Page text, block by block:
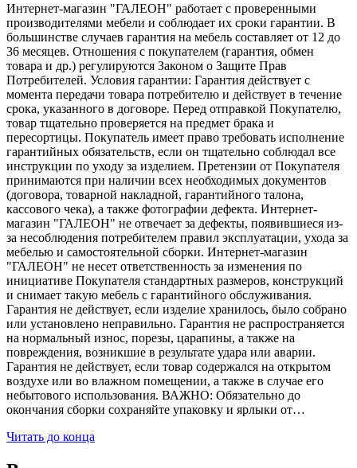
Интернет-магазин "ГАЛЕОН" работает с проверенными
производителями мебели и соблюдает их сроки гарантии. В
большинстве случаев гарантия на мебель составляет от 12 до
36 месяцев. Отношения с покупателем (гарантия, обмен
товара и др.) регулируются Законом о Защите Прав
Потребителей. Условия гарантии: Гарантия действует с
момента передачи товара потребителю и действует в течение
срока, указанного в договоре. Перед отправкой Покупателю,
товар тщательно проверяется на предмет брака и
пересортицы. Покупатель имеет право требовать исполнение
гарантийных обязательств, если он тщательно соблюдал все
инструкции по уходу за изделием. Претензии от Покупателя
принимаются при наличии всех необходимых документов
(договора, товарной накладной, гарантийного талона,
кассового чека), а также фотографии дефекта. Интернет-
магазин "ГАЛЕОН" не отвечает за дефекты, появившиеся из-
за несоблюдения потребителем правил эксплуатации, ухода за
мебелью и самостоятельной сборки. Интернет-магазин
"ГАЛЕОН" не несет ответственность за изменения по
инициативе Покупателя стандартных размеров, конструкций
и снимает такую мебель с гарантийного обслуживания.
Гарантия не действует, если изделие хранилось, было собрано
или установлено неправильно. Гарантия не распространяется
на нормальный износ, порезы, царапины, а также на
повреждения, возникшие в результате удара или аварии.
Гарантия не действует, если товар содержался на открытом
воздухе или во влажном помещении, а также в случае его
небытового использования. ВАЖНО: Обязательно до
окончания сборки сохраняйте упаковку и ярлыки от…
Читать до конца